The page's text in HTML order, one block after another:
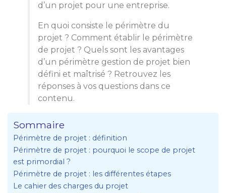
d’un projet pour une entreprise.
En quoi consiste le périmètre du
projet ? Comment établir le périmètre
de projet ? Quels sont les avantages
d’un périmètre gestion de projet bien
défini et maîtrisé ? Retrouvez les
réponses à vos questions dans ce
contenu.
Sommaire
Périmètre de projet : définition
Périmètre de projet : pourquoi le scope de projet
est primordial ?
Périmètre de projet : les différentes étapes
Le cahier des charges du projet